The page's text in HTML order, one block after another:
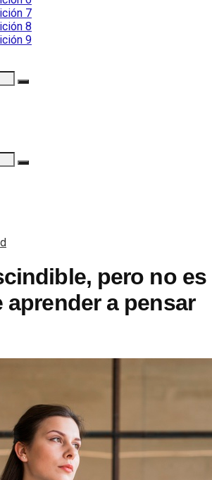
7
8
9
pero no es
a pensar